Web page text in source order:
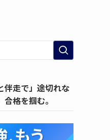
伴走で」途切れな
格を掴む。